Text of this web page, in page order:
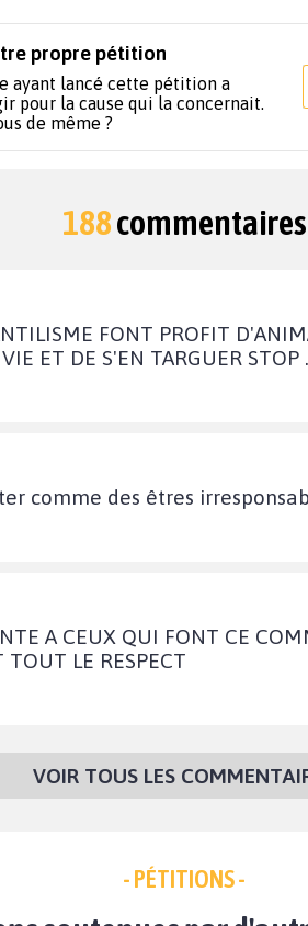
propre pétition
ayant lancé cette pétition a
pour la cause qui la concernait.
de même ?
188commentaires
FONT PROFIT
ET DE S'EN TARGUER STOP .
comme des êtres
A CEUX QUI FONT CE
LE RESPECT
VOIR TOUS LES
- PÉTITIONS -